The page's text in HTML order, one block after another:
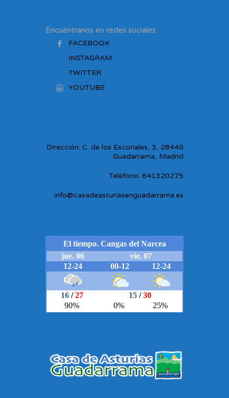
Encuéntranos en redes sociales:
FACEBOOK
INSTAGRAM
TWITTER
YOUTUBE
Dirección: C. de los Escoriales, 3, 28440
Guadarrama, Madrid
Teléfono: 641320275
info@casadeasturiasenguadarrama.es